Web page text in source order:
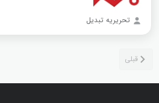
تحریریه تبدیل